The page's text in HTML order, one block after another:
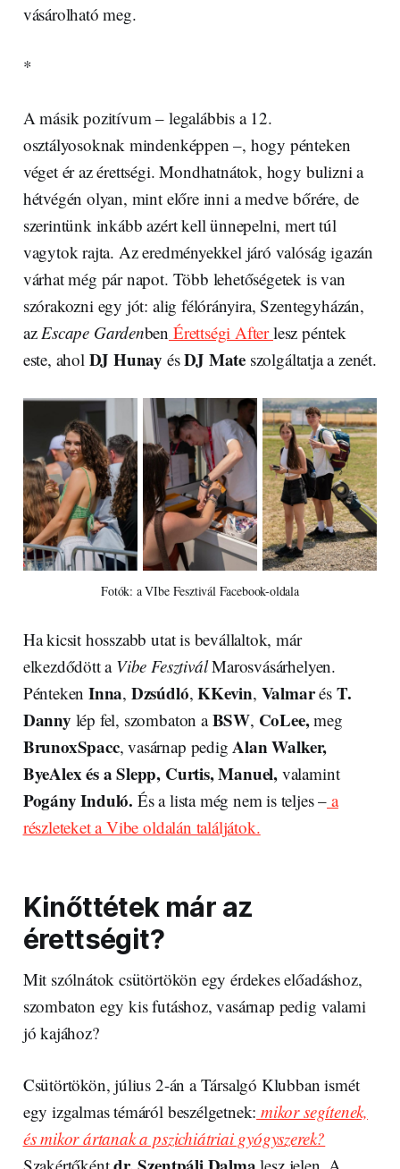
vásárolható meg.
*
A másik pozitívum – legalábbis a 12.
osztályosoknak mindenképpen –, hogy pénteken
véget ér az érettségi. Mondhatnátok, hogy bulizni a
hétvégén olyan, mint előre inni a medve bőrére, de
szerintünk inkább azért kell ünnepelni, mert túl
vagytok rajta. Az eredményekkel járó valóság igazán
várhat még pár napot. Több lehetőségetek is van
szórakozni egy jót: alig félórányira, Szentegyházán,
azEscape Gardenben Érettségi Afterlesz péntek
este, aholDJ Hunay ésDJ Mate szolgáltatja a zenét.
Fotók: a VIbe Fesztivál Facebook-oldala
Ha kicsit hosszabb utat is bevállaltok, már
elkezdődött a Vibe FesztiválMarosvásárhelyen.
Pénteken Inna, Dzsúdló,KKevin, ValmarésT.
Danny lép fel, szombaton aBSW, CoLee,meg
BrunoxSpacc, vasárnap pedig Alan Walker,
ByeAlex és a Slepp, Curtis, Manuel, valamint
Pogány Induló. És a lista még nem is teljes – a
részleteket a Vibe oldalán találjátok.
Kinőttétek már az
érettségit?
Mit szólnátok csütörtökön egy érdekes előadáshoz,
szombaton egy kis futáshoz, vasárnap pedig valami
jó kajához?
Csütörtökön, július 2-án a Társalgó Klubban ismét
egy izgalmas témáról beszélgetnek: mikor segítenek,
és mikor ártanak a pszichiátriai gyógyszerek?